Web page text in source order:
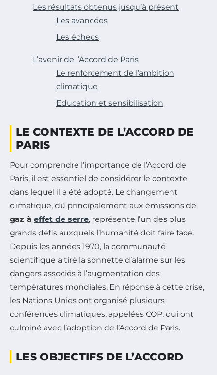
Les résultats obtenus jusqu’à présent
Les avancées
Les échecs
L’avenir de l’Accord de Paris
Le renforcement de l’ambition
climatique
Education et sensibilisation
LE CONTEXTE DE L’ACCORD DE
PARIS
Pour comprendre l’importance de l’Accord de
Paris, il est essentiel de considérer le contexte
dans lequel il a été adopté. Le changement
climatique, dû principalement aux émissions de
gaz à effet de serre, représente l’un des plus
grands défis auxquels l’humanité doit faire face.
Depuis les années 1970, la communauté
scientifique a tiré la sonnette d’alarme sur les
dangers associés à l’augmentation des
températures mondiales. En réponse à cette crise,
les Nations Unies ont organisé plusieurs
conférences climatiques, appelées COP, qui ont
culminé avec l’adoption de l’Accord de Paris.
LES OBJECTIFS DE L’ACCORD